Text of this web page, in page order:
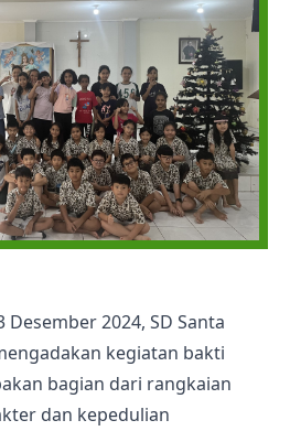
Desember 2024, SD Santa
kegiatan bakti
bagian dari rangkaian
dan kepedulian